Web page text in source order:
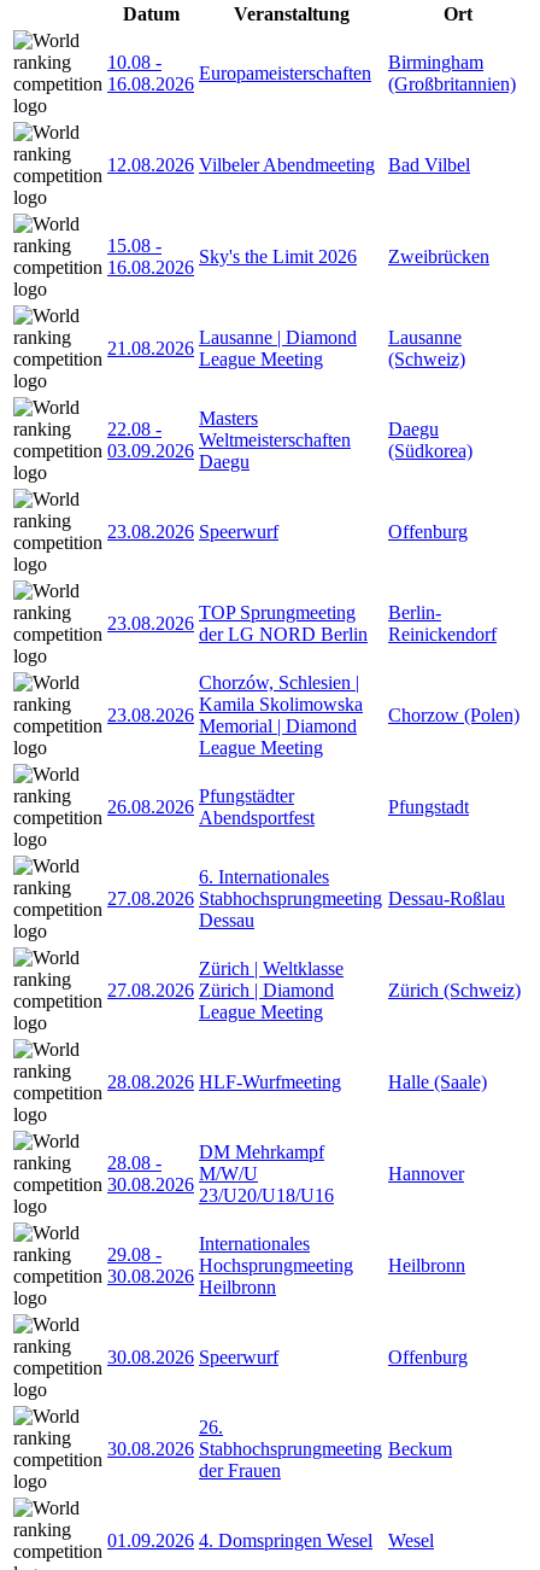
Datum
Veranstaltung Ort
10.08 -
16.08.2026
Europameisterschaften
Birmingham
(Großbritannien)
12.08.2026 Vilbeler Abendmeeting Bad Vilbel
15.08 -
16.08.2026
Sky's the Limit 2026 Zweibrücken
21.08.2026
Lausanne | Diamond
League Meeting
Lausanne
(Schweiz)
22.08 -
03.09.2026
Masters
Weltmeisterschaften
Daegu
Daegu
(Südkorea)
23.08.2026 Speerwurf Offenburg
23.08.2026
TOP Sprungmeeting
der LG NORD Berlin
Berlin-
Reinickendorf
23.08.2026
Chorzów, Schlesien |
Kamila Skolimowska
Memorial | Diamond
League Meeting
Chorzow (Polen)
26.08.2026
Pfungstädter
Abendsportfest
Pfungstadt
27.08.2026
6. Internationales
Stabhochsprungmeeting
Dessau
Dessau-Roßlau
27.08.2026
Zürich | Weltklasse
Zürich | Diamond
League Meeting
Zürich (Schweiz)
28.08.2026 HLF-Wurfmeeting Halle (Saale)
28.08 -
30.08.2026
DM Mehrkampf
M/W/U
23/U20/U18/U16
Hannover
29.08 -
30.08.2026
Internationales
Hochsprungmeeting
Heilbronn
Heilbronn
30.08.2026 Speerwurf Offenburg
30.08.2026
26.
Stabhochsprungmeeting
der Frauen
Beckum
01.09.2026 4. Domspringen Wesel Wesel